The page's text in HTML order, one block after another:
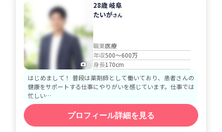
6
28歳 岐阜
たいがさん
職業医療
年収500～600万
身長170cm
はじめまして！ 普段は薬剤師として働いており、患者さんの
健康をサポートする仕事にやりがいを感じています。仕事では
忙しい…
プロフィール詳細を見る